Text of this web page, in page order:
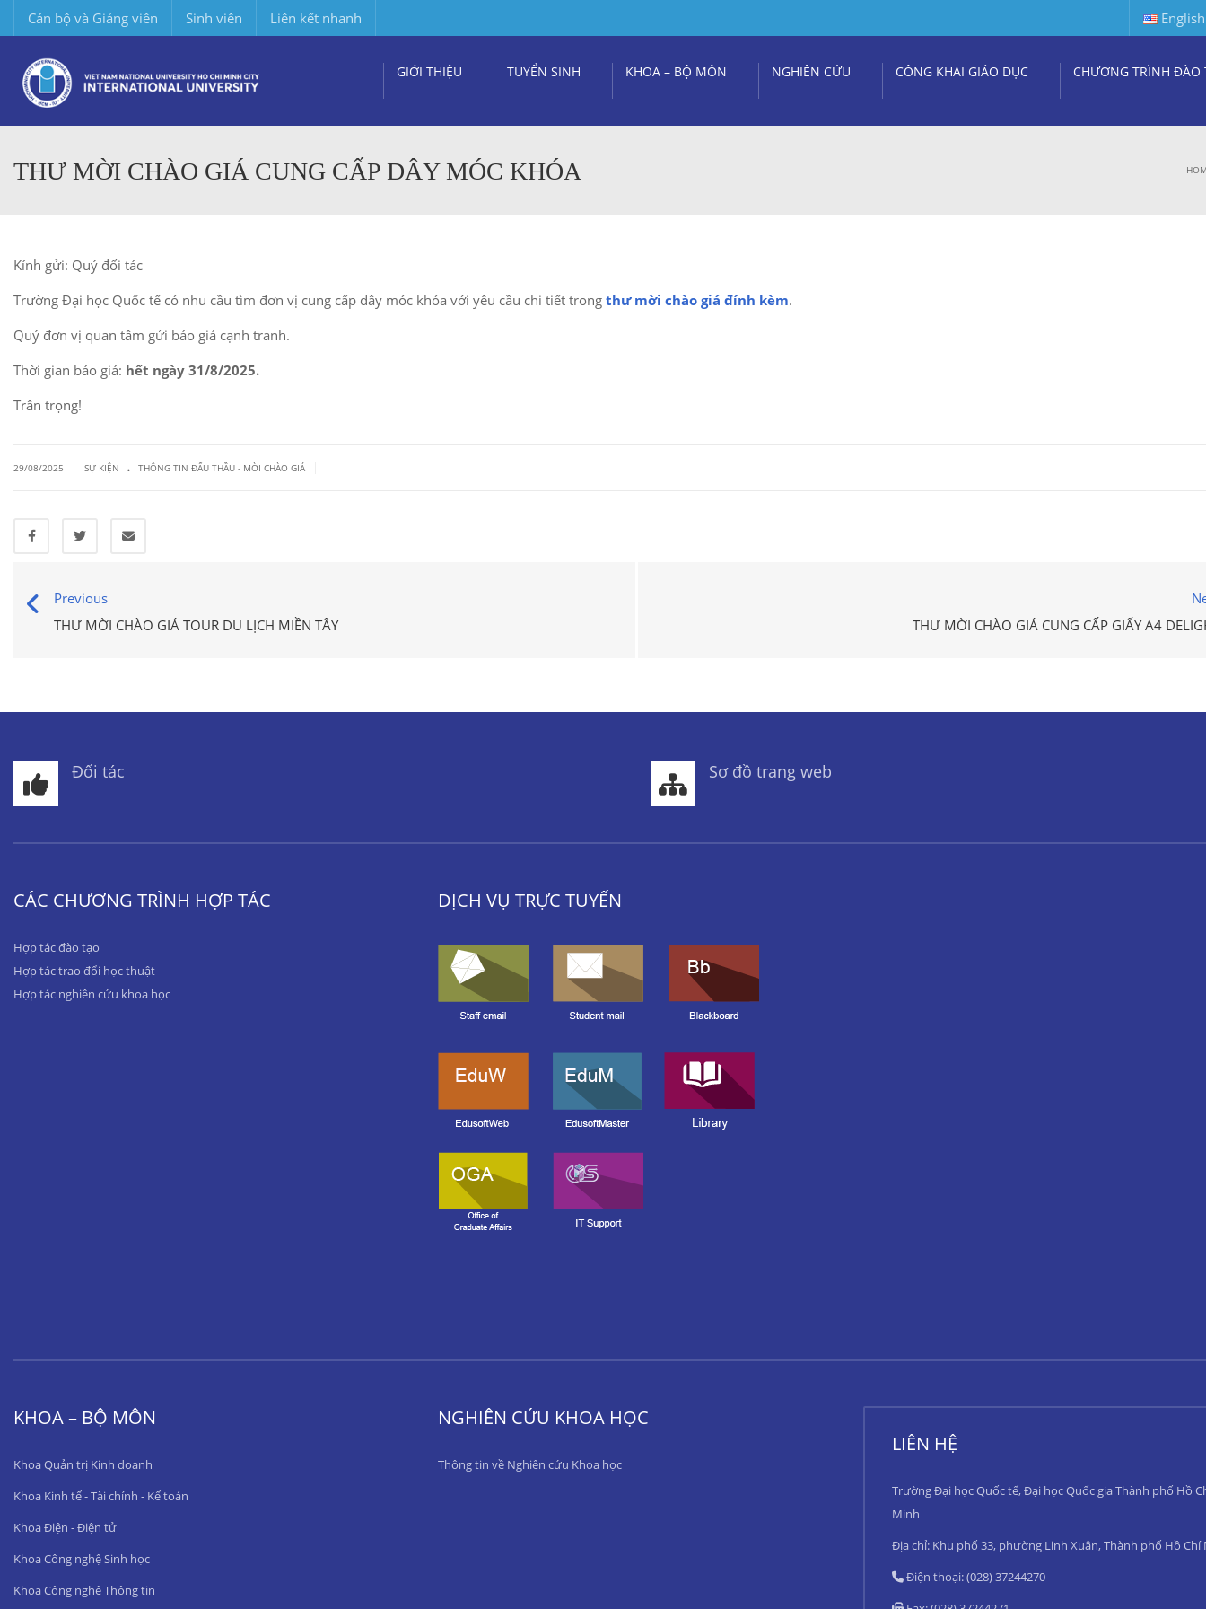
Cán bộ và Giảng viên Sinh viên Liên kết nhanh English
GIỚI THIỆU TUYỂN SINH KHOA – BỘ MÔN NGHIÊN CỨU CÔNG KHAI GIÁO DỤC CHƯƠNG TRÌNH ĐÀO
THƯ MỜI CHÀO GIÁ CUNG CẤP DÂY MÓC KHÓA
Kính gửi: Quý đối tác
Trường Đại học Quốc tế có nhu cầu tìm đơn vị cung cấp dây móc khóa với yêu cầu chi tiết trong thư mời chào giá đính kèm.
Quý đơn vị quan tâm gửi báo giá cạnh tranh.
Thời gian báo giá: hết ngày 31/8/2025.
Trân trọng!
29/08/2025 SỰ KIỆN . THÔNG TIN ĐẤU THẦU - MỜI CHÀO GIÁ
Previous
THƯ MỜI CHÀO GIÁ TOUR DU LỊCH MIỀN TÂY
THƯ MỜI CHÀO GIÁ CUNG CẤP GIẤY A4
Đối tác Sơ đồ trang web
CÁC CHƯƠNG TRÌNH HỢP TÁC
Hợp tác đào tạo
Hợp tác trao đổi học thuật
Hợp tác nghiên cứu khoa học
DỊCH VỤ TRỰC TUYẾN
KHOA – BỘ MÔN
Khoa Quản trị Kinh doanh
Khoa Kinh tế - Tài chính - Kế toán
Khoa Điện - Điện tử
Khoa Công nghệ Sinh học
Khoa Công nghệ Thông tin
NGHIÊN CỨU KHOA HỌC
Thông tin về Nghiên cứu Khoa học
LIÊN HỆ
Trường Đại học Quốc tế, Đại học Quốc gia Thành phố Hồ
Minh
Địa chỉ: Khu phố 33, phường Linh Xuân, Thành phố Hồ Chí
Điện thoại: (028) 37244270